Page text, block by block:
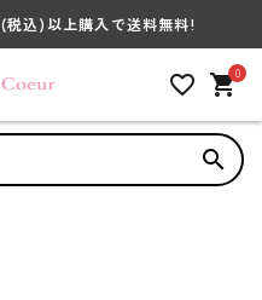
(税込)以上購入で送料無料!
favorite_outline 0
shopping_cart
search